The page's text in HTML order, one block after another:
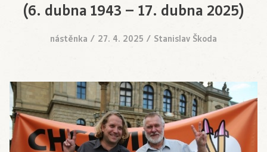
(6. dubna 1943 – 17. dubna 2025)
nástěnka / 27. 4. 2025 / Stanislav Škoda